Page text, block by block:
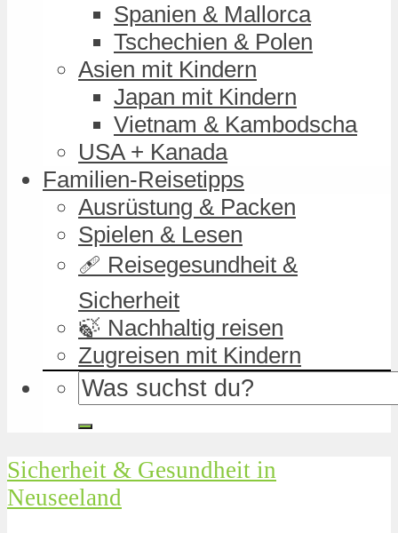
Spanien & Mallorca
Tschechien & Polen
Asien mit Kindern
Japan mit Kindern
Vietnam & Kambodscha
USA + Kanada
Familien-Reisetipps
Ausrüstung & Packen
Spielen & Lesen
🩹 Reisegesundheit &
Sicherheit
🍃 Nachhaltig reisen
Zugreisen mit Kindern
Sicherheit & Gesundheit in
Neuseeland